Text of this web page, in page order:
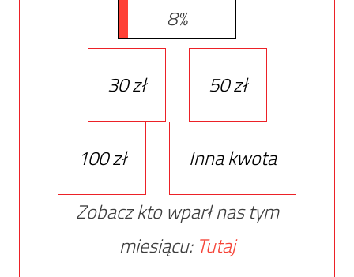
8%
30 zł 50 zł
100 zł
Inna kwota
Zobacz kto wparł nas tym
miesiącu: Tutaj